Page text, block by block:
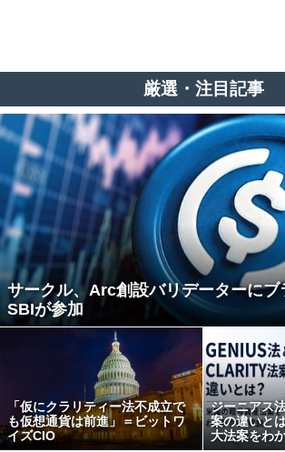
厳選・注目記事
サークル、Arc創設バリデーターにブ
SBIが参加
「仮にクラリティー法不成立で
も仮想通貨は前進」＝ビットワ
イズCIO
ジーニアス
案の違いと
大法案をわ